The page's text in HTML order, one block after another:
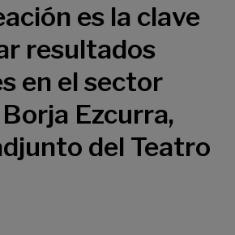
es la clave
resultados
en el sector
Ezcurra,
del Teatro